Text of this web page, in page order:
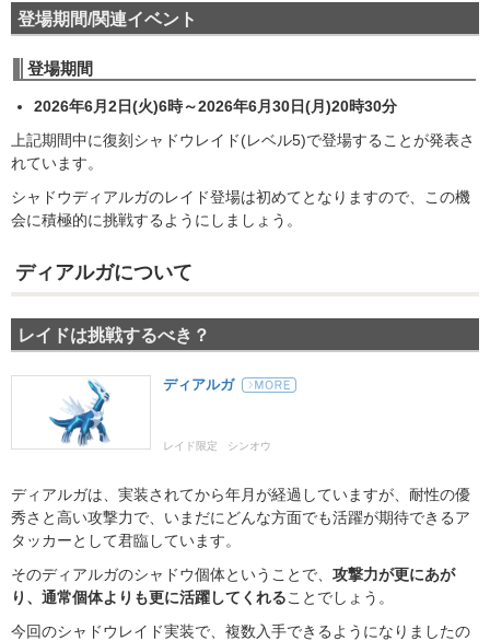
登場期間/関連イベント
登場期間
2026年6月2日(火)6時～2026年6月30日(月)20時30分
上記期間中に復刻シャドウレイド(レベル5)で登場することが発表さ
れています。
シャドウディアルガのレイド登場は初めてとなりますので、この機
会に積極的に挑戦するようにしましょう。
ディアルガについて
レイドは挑戦するべき？
ディアルガ
レイド限定 シンオウ
ディアルガは、実装されてから年月が経過していますが、耐性の優
秀さと高い攻撃力で、いまだにどんな方面でも活躍が期待できるア
タッカーとして君臨しています。
そのディアルガのシャドウ個体ということで、 攻撃力が更にあが
り、通常個体よりも更に活躍してくれることでしょう。
今回のシャドウレイド実装で、複数入手できるようになりましたの